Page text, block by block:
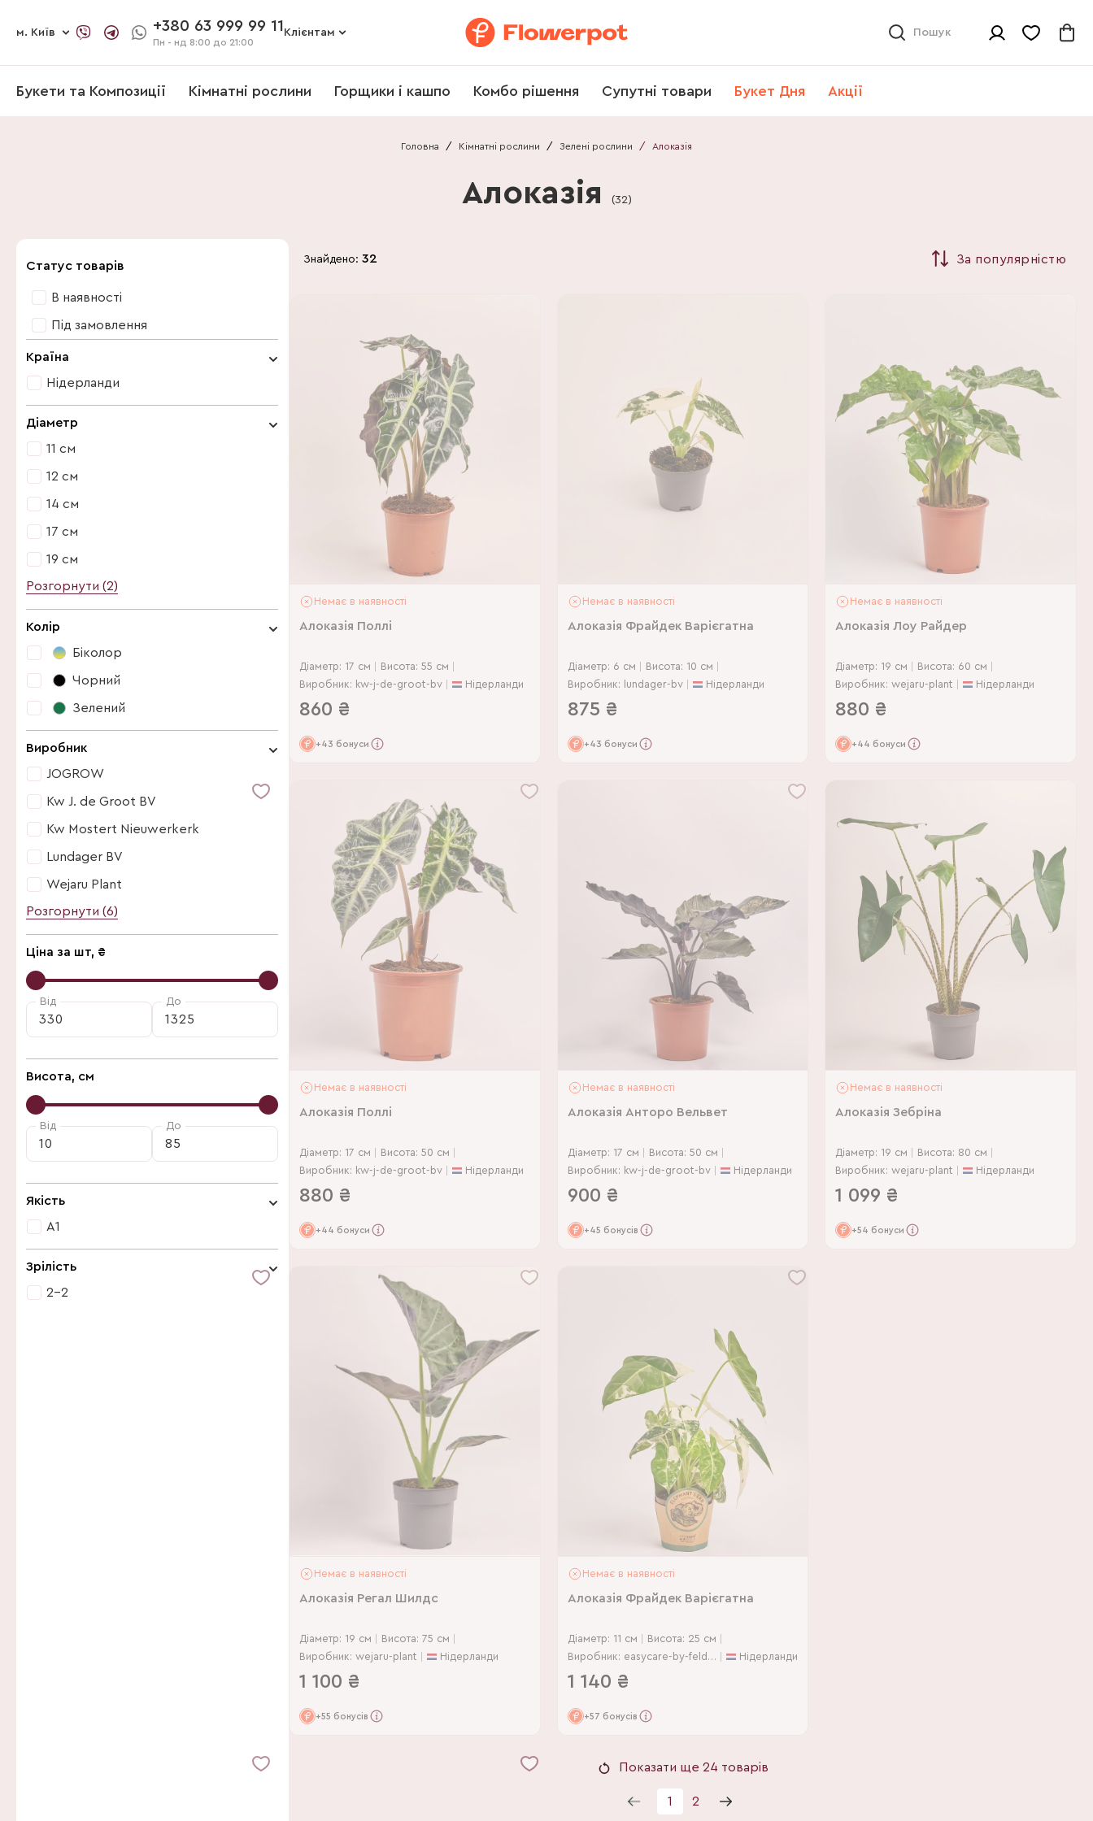
м. Київ +380 63 999 99 11
Пн - нд 8:00 до 21:00
Клієнтам Пошук
Букети та Композиції Кімнатні рослини Горщики і кашпо Комбо рішення Супутні товари Букет Дня Акції
Головна / Кімнатні рослини / Зелені рослини / Алоказія
Алоказія (32)
Статус товарів
В наявності
Під замовлення
Країна
Нідерланди
Діаметр
11 см
12 см
14 см
17 см
19 см
6 см
Розгорнути (2)
Колір
Біколор
Чорний
Зелений
Виробник
JOGROW
Kw J. de Groot BV
Kw Mostert Nieuwerkerk
Lundager BV
Wejaru Plant
Bunnik Plants
JG Plant
JOGROW
Kw Mostert Nieuwerkerk
Lundager BV
Wejaru Plant
Westkaab
Розгорнути (6)
Ціна за шт, ₴
Від До
Висота, см
Від До
Якість
А1
Зрілість
2-2
Знайдено: 32 За популярністю
Немає в наявності
Алоказія Поллі
Діаметр: 17 см
Висота: 55 см
Виробник: kw-j-de-groot-bv
Нідерланди
860 ₴
+43 бонуси
Немає в наявності
Алоказія Фрайдек Варієгатна
Діаметр: 6 см
Висота: 10 см
Виробник: lundager-bv
Нідерланди
875 ₴
+43 бонуси
Немає в наявності
Алоказія Лоу Райдер
Діаметр: 19 см
Висота: 60 см
Виробник: wejaru-plant
Нідерланди
880 ₴
+44 бонуси
Немає в наявності
Алоказія Поллі
Діаметр: 17 см
Висота: 50 см
Виробник: kw-j-de-groot-bv
Нідерланди
880 ₴
+44 бонуси
Немає в наявності
Алоказія Анторо Вельвет
Діаметр: 17 см
Висота: 50 см
Виробник: kw-j-de-groot-bv
Нідерланди
900 ₴
+45 бонусів
Немає в наявності
Алоказія Зебріна
Діаметр: 19 см
Висота: 80 см
Виробник: wejaru-plant
Нідерланди
1 099 ₴
+54 бонуси
Немає в наявності
Алоказія Регал Шилдс
Діаметр: 19 см
Висота: 75 см
Виробник: wejaru-plant
Нідерланди
1 100 ₴
+55 бонусів
Немає в наявності
Алоказія Фрайдек Варієгатна
Діаметр: 11 см
Висота: 25 см
Виробник: easycare-by-feldborg
Нідерланди
1 140 ₴
+57 бонусів
Показати ще 24 товарів
1 2